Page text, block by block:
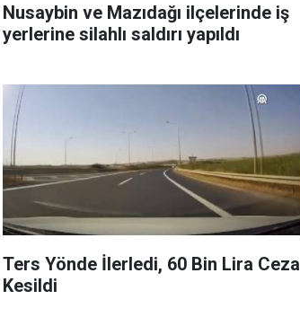
Nusaybin ve Mazıdağı ilçelerinde iş
yerlerine silahlı saldırı yapıldı
Ters Yönde İlerledi, 60 Bin Lira Ceza
Kesildi